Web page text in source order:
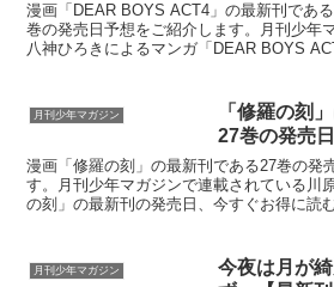
漫画「DEAR BOYS ACT4」の最新刊であ
巻の発売日予想をご紹介します。月刊少年
八神ひろきによるマンガ「DEAR BOYS
月刊少年マガジン
「修羅の刻
27巻の発売
漫画「修羅の刻」の最新刊である27巻の発
す。月刊少年マガジンで連載されている川
の刻」の最新刊の発売日、今すぐお得に読
明流外伝 修羅の刻」を今すぐ読む！無料
月刊少年マガジン
今夜は月が